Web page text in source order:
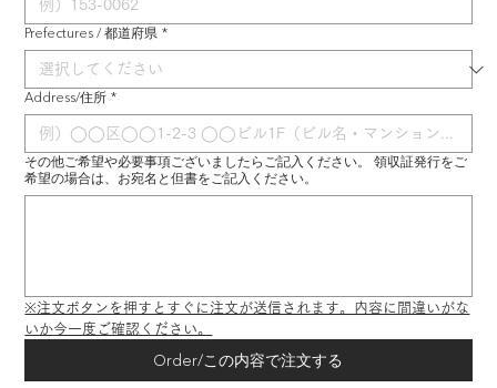
Prefectures / 都道府県 *
Address/住所 *
その他ご希望や必要事項ございましたらご記入ください。 領収証発行をご
希望の場合は、お宛名と但書をご記入ください。
※注文ボタンを押すとすぐに注文が送信されます。内容に間違いがな
いか今一度ご確認ください。
Order/この内容で注文する